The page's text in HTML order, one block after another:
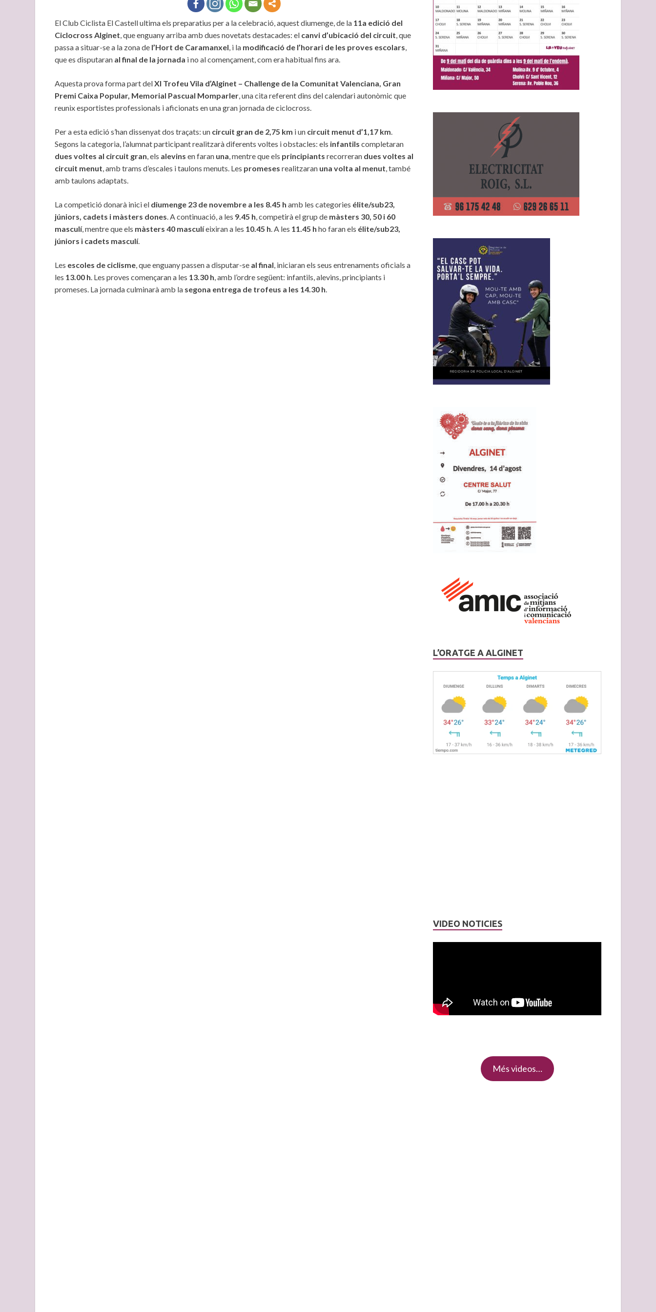
El Club Ciclista El Castell ultima els preparatius per a la celebració, aquest diumenge, de la 11a edició del
Ciclocross Alginet, que enguany arriba amb dues novetats destacades: el canvi d’ubicació del circuit, que
passa a situar-se a la zona de l’Hort de Caramanxel, i la modificació de l’horari de les proves escolars,
que es disputaran al final de la jornada i no al començament, com era habitual fins ara.
Aquesta prova forma part delXI Trofeu Vila d’Alginet – Challenge de la Comunitat Valenciana, Gran
Premi Caixa Popular, Memorial Pascual Momparler, una cita referent dins del calendari autonòmic que
reunix esportistes professionals i aficionats en una gran jornada de ciclocross.
Per a esta edició s’han dissenyat dos traçats: un circuit gran de 2,75 km i un circuit menut d’1,17 km.
Segons la categoria, l’alumnat participant realitzarà diferents voltes i obstacles: els infantils completaran
dues voltes al circuit gran, els alevins en faran una, mentre que els principiants recorreran dues voltes al
circuit menut, amb trams d’escales i taulons menuts. Les promeses realitzaran una volta al menut, també
amb taulons adaptats.
La competició donarà inici el diumenge 23 de novembre a les 8.45 h amb les categories élite/sub23,
júniors, cadets i màsters dones. A continuació, a les 9.45 h, competirà el grup de màsters 30, 50 i 60
masculí, mentre que els màsters 40 masculíeixiran a les 10.45 h. A les 11.45 h ho faran els élite/sub23,
júniors i cadets masculí.
Les escoles de ciclisme, que enguany passen a disputar-se al final, iniciaran els seus entrenaments oficials a
les 13.00 h. Les proves començaran a les 13.30 h, amb l’ordre següent: infantils, alevins, principiants i
promeses. La jornada culminarà amb la segona entrega de trofeus a les 14.30 h.
L’ORATGE A ALGINET
VIDEO NOTICIES
Més videos…